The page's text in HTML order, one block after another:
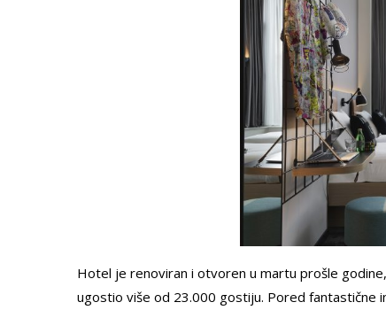
Hotel je renoviran i otvoren u martu prošle
ugostio više od 23.000 gostiju. Pored fantastične